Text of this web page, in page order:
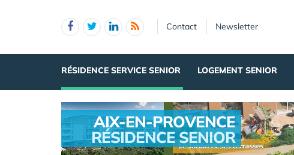
Contact Newsletter
RÉSIDENCE SERVICE SENIOR LOGEMENT SENIOR
AIX-EN-PROVENCE
RÉSIDENCE SENIOR